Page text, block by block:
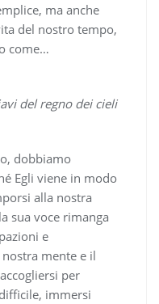
ma anche
del nostro tempo,
come…
del regno dei cieli
dobbiamo
Egli viene in modo
alla nostra
sua voce rimanga
e
mente e il
per
immersi